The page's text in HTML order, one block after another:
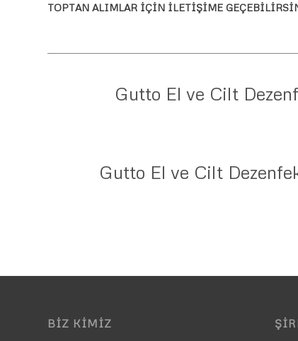
TOPTAN ALIMLAR İÇİN İLETİŞİME
Gutto El ve Cilt
Gutto El ve Cilt
BIZ KIMIZ